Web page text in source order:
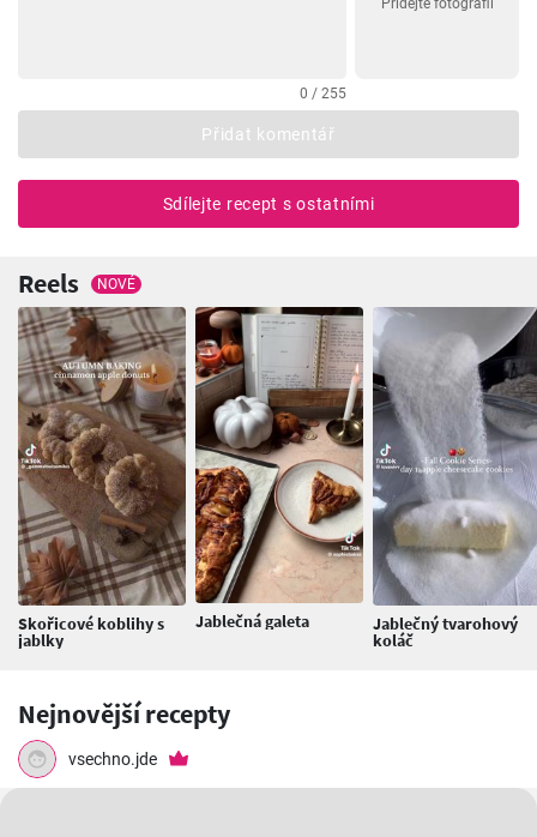
0 / 255
Přidejte fotografii
Přidat komentář
Sdílejte recept s ostatními
Reels NOVÉ
Skořicové koblihy s
jablky
Jablečná galeta Jablečný tvarohový
koláč
Nejnovější recepty
vsechno.jde